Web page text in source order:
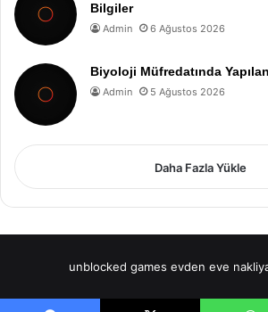
Bilgiler
Admin 6 Ağustos 2026
Biyoloji Müfredatında
Admin 5 Ağustos 2026
Daha Fazla Yükle
unblocked games evden eve